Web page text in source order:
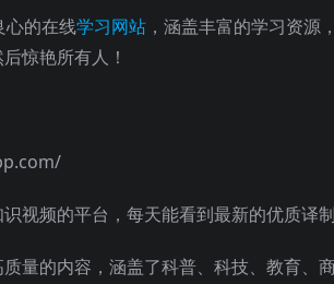
心的在线学习网站 ，涵盖丰富的学习资源
惊艳所有人！
视频的平台，每天能看到最新的优质译制
量的内容，涵盖了科普、科技、教育、